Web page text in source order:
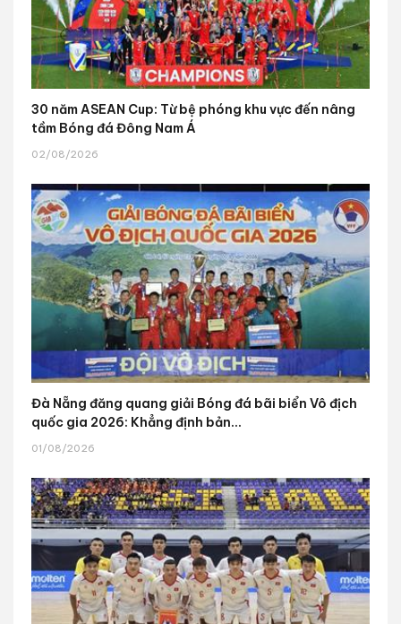
30 năm ASEAN Cup: Từ bệ phóng khu vực đến nâng
tầm Bóng đá Đông Nam Á
02/08/2026
Đà Nẵng đăng quang giải Bóng đá bãi biển Vô địch
quốc gia 2026: Khẳng định bản...
01/08/2026